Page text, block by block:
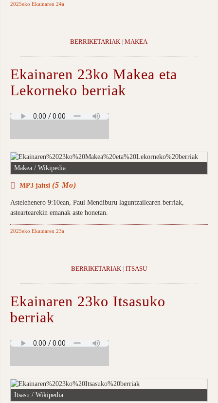
2025eko Ekainaren 24a
BERRIKETARIAK |MAKEA
Ekainaren 23ko Makea eta
Lekorneko berriak
Makea / Wikipedia
MP3 jaitsi (5 Mo)
Astelehenero 9:10ean, Paul Mendiburu laguntzailearen berriak,
asteartearekin emanak aste honetan.
2025eko Ekainaren 23a
BERRIKETARIAK| ITSASU
Ekainaren 23ko Itsasuko
berriak
Itsasu / Wikipedia